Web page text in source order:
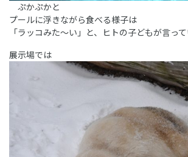
ぷかぷかと
プールに浮きながら食べる様子は
「ラッコみた～い」と、ヒトの子どもが言って
展示場では